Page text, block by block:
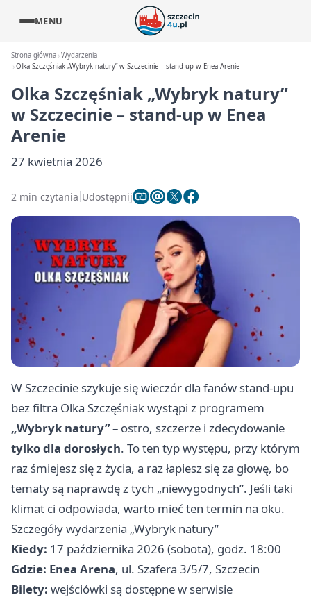
MENU
Strona główna Wydarzenia
Olka Szczęśniak „Wybryk natury” w Szczecinie – stand-up w Enea Arenie
Olka Szczęśniak „Wybryk natury”
w Szczecinie – stand-up w Enea
Arenie
27 kwietnia 2026
2 min czytania Udostępnij
W Szczecinie szykuje się wieczór dla fanów stand-upu
bez filtra Olka Szczęśniak wystąpi z programem
„Wybryk natury”– ostro, szczerze i zdecydowanie
tylko dla dorosłych. To ten typ występu, przy którym
raz śmiejesz się z życia, a raz łapiesz się za głowę, bo
tematy są naprawdę z tych „niewygodnych”. Jeśli taki
klimat ci odpowiada, warto mieć ten termin na oku.
Szczegóły wydarzenia „Wybryk natury”
Kiedy: 17 października 2026 (sobota), godz. 18:00
Gdzie: Enea Arena, ul. Szafera 3/5/7, Szczecin
Bilety: wejściówki są dostępne w serwisie